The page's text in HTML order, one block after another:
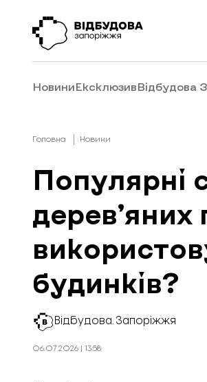
НовиниЕксклюзивВідбудова
Головна Новини
Популярні
дерев’яних
будинків?
Відбудова. Запоріжжя
06.07.2026 | 13:58